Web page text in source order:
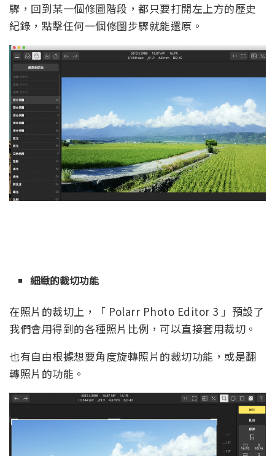
驟，回到某一個修圖階段，都只要打開左上方的歷史
紀錄，點擊任何一個修圖步驟就能還原。
細緻的裁切功能
在照片的裁切上，「 Polarr Photo Editor 3 」預設了
我們會用得到的各種照片比例，可以直接套用裁切。
也有自由根據想要角度旋轉照片的裁切功能，或是翻
轉照片的功能。